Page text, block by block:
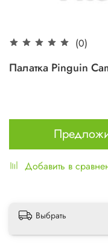
(0)
Палатка Pinguin
Добавить в
Выбрать